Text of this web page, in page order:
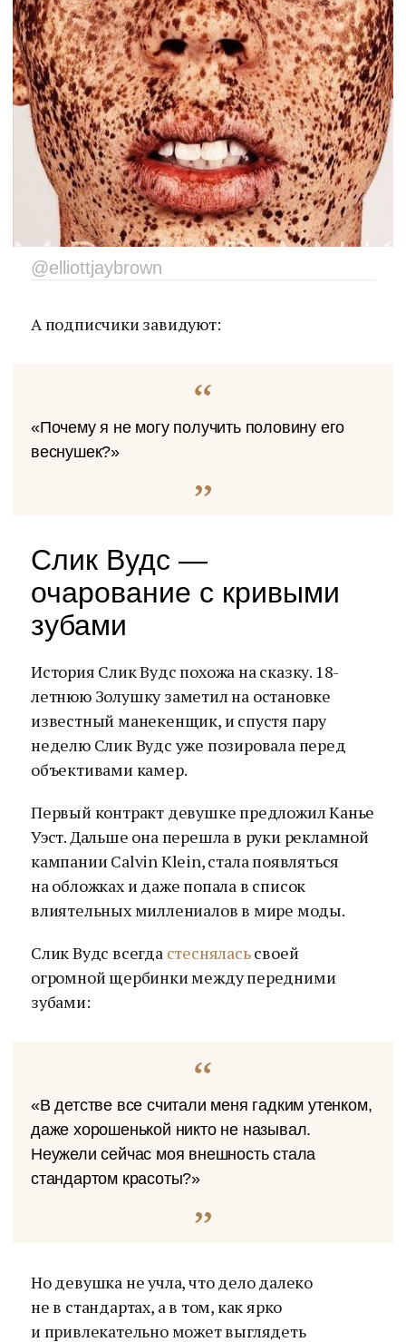
@elliottjaybrown
А подписчики завидуют:
«Почему я не могу получить половину его
веснушек?»
Слик Вудс —
очарование с кривыми
зубами
История Слик Вудс похожа на сказку. 18-
летнюю Золушку заметил на остановке
известный манекенщик, и спустя пару
неделю Слик Вудс уже позировала перед
объективами камер.
Первый контракт девушке предложил Канье
Уэст. Дальше она перешла в руки рекламной
кампании Calvin Klein, стала появляться
на обложках и даже попала в список
влиятельных миллениалов в мире моды.
Слик Вудс всегда стесняласьсвоей
огромной щербинки между передними
зубами:
«В детстве все считали меня гадким утенком,
даже хорошенькой никто не называл.
Неужели сейчас моя внешность стала
стандартом красоты?»
Но девушка не учла, что дело далеко
не в стандартах, а в том, как ярко
и привлекательно может выглядеть